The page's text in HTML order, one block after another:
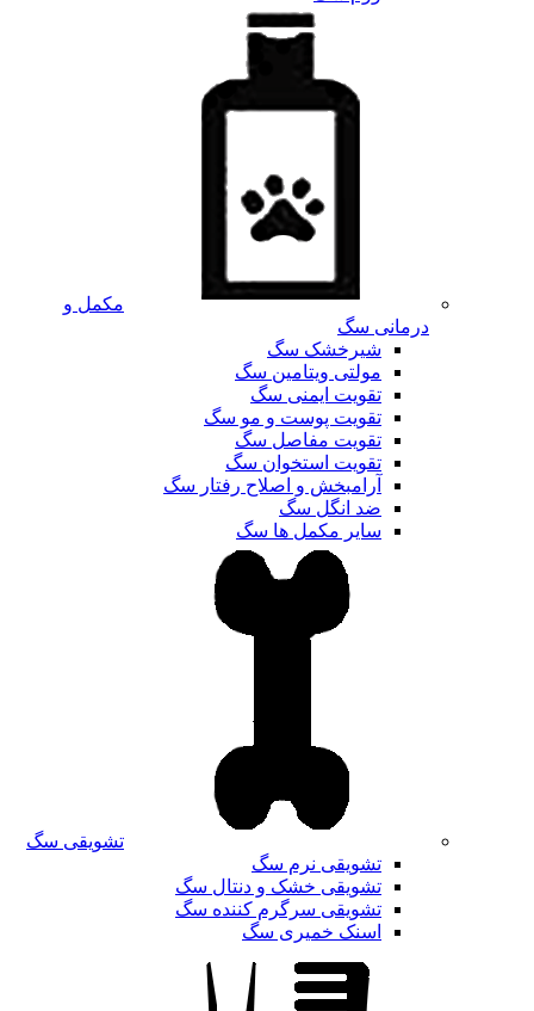
مکمل و
درمانی سگ
شیرخشک سگ
مولتی ویتامین سگ
تقویت ایمنی سگ
تقویت پوست و مو سگ
تقویت مفاصل سگ
تقویت استخوان سگ
آرامبخش و اصلاح رفتار سگ
ضد انگل سگ
سایر مکمل ها سگ
تشویقی سگ
تشویقی نرم سگ
تشویقی خشک و دنتال سگ
تشویقی سرگرم کننده سگ
اسنک خمیری سگ